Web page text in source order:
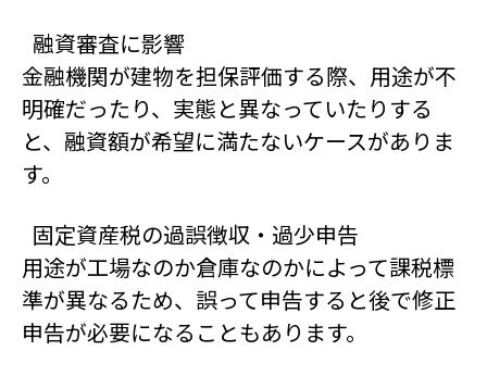
融資審査に影響
金融機関が建物を担保評価する際、用途が不
明確だったり、実態と異なっていたりする
と、融資額が希望に満たないケースがありま
す。
固定資産税の過誤徴収・過少申告
用途が工場なのか倉庫なのかによって課税標
準が異なるため、誤って申告すると後で修正
申告が必要になることもあります。